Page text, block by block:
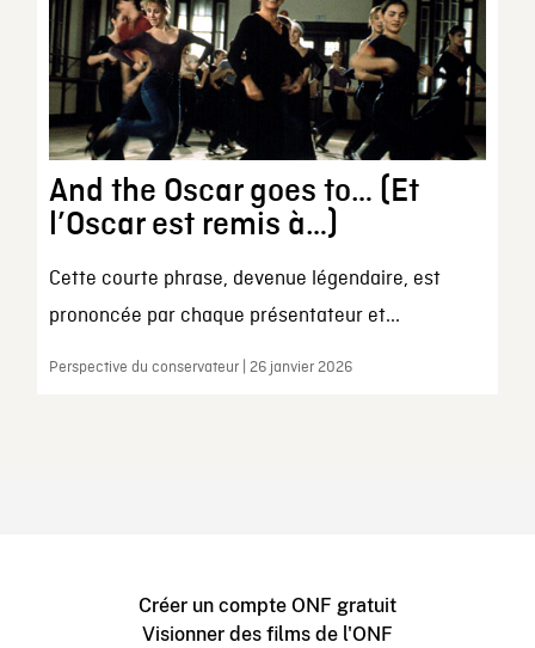
And the Oscar goes to… (Et
l’Oscar est remis à…)
Cette courte phrase, devenue légendaire, est
prononcée par chaque présentateur et...
Perspective du conservateur | 26 janvier 2026
Créer un compte ONF gratuit
Visionner des films de l'ONF